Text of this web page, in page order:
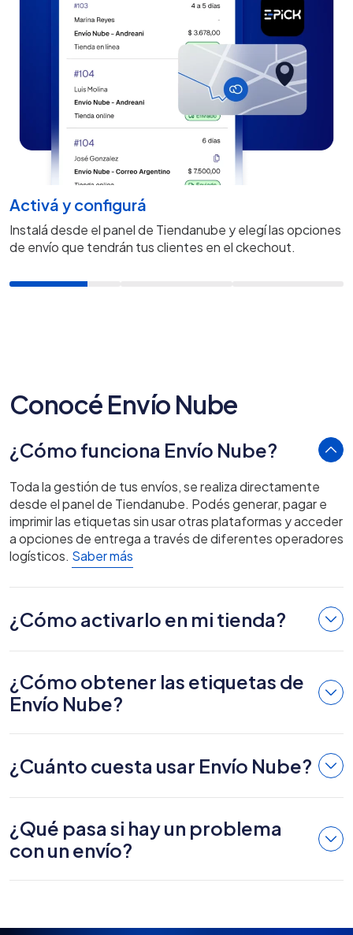
Activá y configurá
Instalá desde el panel de Tiendanube y elegí las opciones
de envío que tendrán tus clientes en el ckechout.
Conocé Envío Nube
¿Cómo funciona Envío Nube?
Toda la gestión de tus envíos, se realiza directamente
desde el panel de Tiendanube. Podés generar, pagar e
imprimir las etiquetas sin usar otras plataformas y acceder
a opciones de entrega a través de diferentes operadores
logísticos. Saber más
¿Cómo activarlo en mi tienda?
¿Cómo obtener las etiquetas de
Envío Nube?
¿Cuánto cuesta usar Envío Nube?
¿Qué pasa si hay un problema
con un envío?